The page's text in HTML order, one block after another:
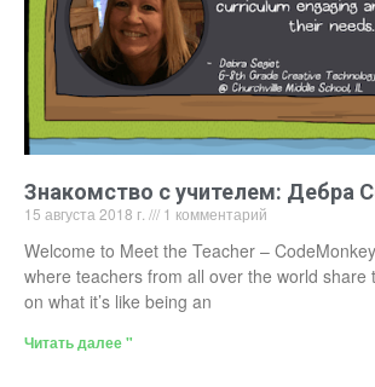
Знакомство с учителем: Дебра
15 августа 2018 г. 1 комментарий
Welcome to Meet the Teacher –
where teachers from all over the world share
on what it’s like being an
Читать далее "